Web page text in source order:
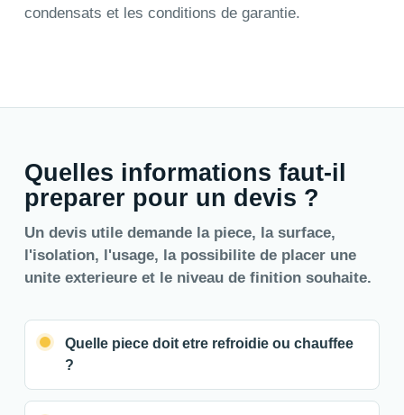
condensats et les conditions de garantie.
Quelles informations faut-il
preparer pour un devis ?
Un devis utile demande la piece, la surface,
l'isolation, l'usage, la possibilite de placer une
unite exterieure et le niveau de finition souhaite.
Quelle piece doit etre refroidie ou chauffee
?